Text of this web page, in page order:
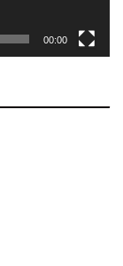
00:00